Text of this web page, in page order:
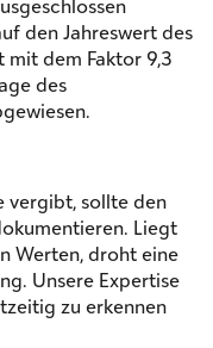
den Jahreswert des
dem Faktor 9,3
des
vergibt, sollte den
Liegt
Werten, droht eine
Unsere Expertise
zu erkennen